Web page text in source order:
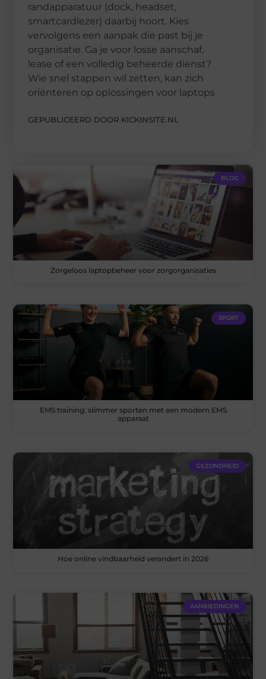
randapparatuur (dock, headset,
smartcardlezer) daarbij hoort. Kies
vervolgens een aanpak die past bij je
organisatie. Ga je voor losse aanschaf,
lease of een volledig beheerde dienst?
Wie snel stappen wil zetten, kan zich
oriënteren op oplossingen voor laptops
GEPUBLICEERD DOOR KICKINSITE.NL
BLOG
Zorgeloos laptopbeheer voor zorgorganisaties
SPORT
EMS training: slimmer sporten met een modern EMS
apparaat
GEZONDHEID
Hoe online vindbaarheid verandert in 2026
AANBIEDINGEN